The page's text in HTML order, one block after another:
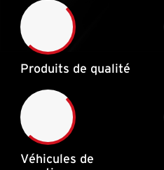
Produits de qualité
Véhicules de